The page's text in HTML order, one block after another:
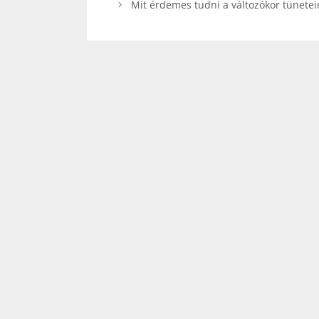
Mit érdemes tudni a változókor